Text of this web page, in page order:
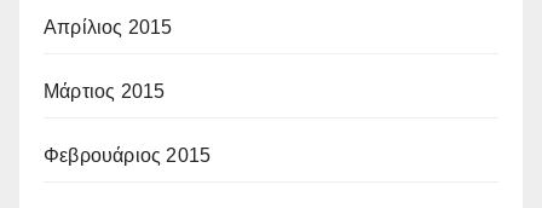
Απρίλιος 2015
Μάρτιος 2015
Φεβρουάριος 2015